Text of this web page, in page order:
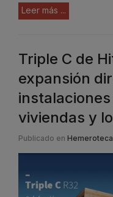
Leer más ...
Triple C de
expansión
viviendas y
Publicado en